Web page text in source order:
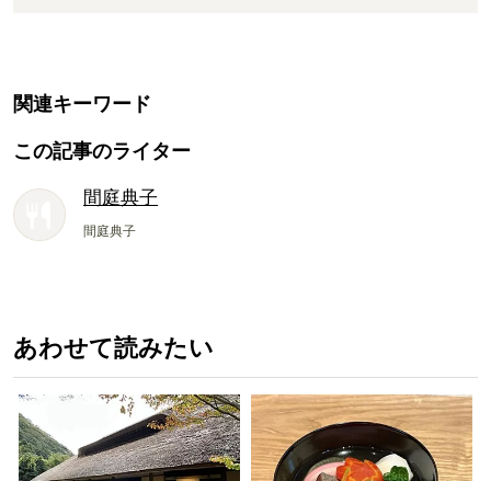
関連キーワード
この記事のライター
間庭典子
間庭典子
あわせて読みたい